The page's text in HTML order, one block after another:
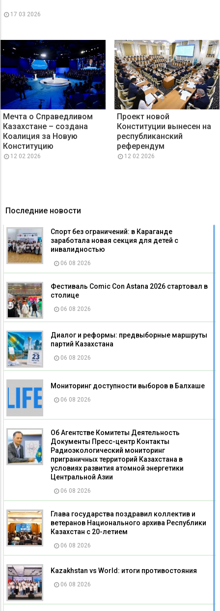
17 03 2026
Мечта о Справедливом
Казахстане – создана
Коалиция за Новую
Конституцию
12 02 2026
Проект новой
Конституции вынесен на
республиканский
референдум
12 02 2026
Последние новости
Спорт без ограничений: в Караганде
заработала новая секция для детей с
инвалидностью
06 08 2026
Фестиваль Comic Con Astana 2026 стартовал в
столице
06 08 2026
Диалог и реформы: предвыборные маршруты
партий Казахстана
06 08 2026
Мониторинг доступности выборов в Балхаше
06 08 2026
Об Агентстве Комитеты Деятельность
Документы Пресс-центр Контакты
Радиоэкологический мониторинг
приграничных территорий Казахстана в
условиях развития атомной энергетики
Центральной Азии
06 08 2026
Глава государства поздравил коллектив и
ветеранов Национального архива Республики
Казахстан с 20-летием
06 08 2026
Kazakhstan vs World: итоги противостояния
06 08 2026